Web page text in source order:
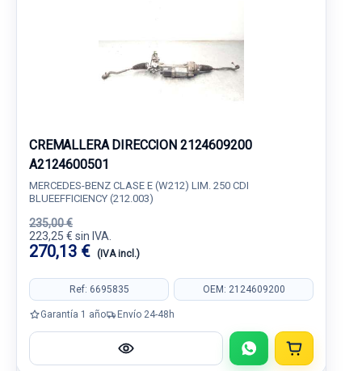
CREMALLERA DIRECCION 2124609200
A2124600501
MERCEDES-BENZ CLASE E (W212) LIM. 250 CDI
BLUEEFFICIENCY (212.003)
235,00 €
223,25 € sin IVA.
270,13 € (IVA incl.)
Ref: 6695835 OEM: 2124609200
Garantía 1 año Envío 24-48h